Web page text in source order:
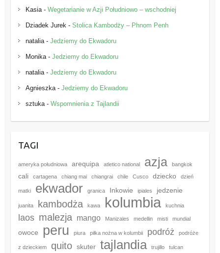
Kasia- Wegetarianie w Azji Południowo – wschodniej
Dziadek Jurek- Stolica Kambodży – Phnom Penh
natalia- Jedziemy do Ekwadoru
Monika- Jedziemy do Ekwadoru
natalia- Jedziemy do Ekwadoru
Agnieszka- Jedziemy do Ekwadoru
sztuka- Wspomnienia z Tajlandii
TAGI
ameryka południowa arequipa atletico national azja bangkok
cali cartagena chiang mai chiangrai chile Cusco dziecko dzień
matki ekwador granica Inkowie ipiales jedzenie
juanita kambodża kawa kolumbia kuchnia
laos malezja mango Manizales medellin misti mundial
owoce peru piura piłka nożna w kolumbii podróż podróże
z dzieckiem quito skuter tajlandia trujillo tulcan